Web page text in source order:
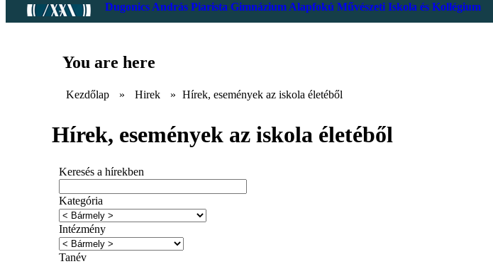
Dugonics András Piarista Gimnázium Alapfokú Művészeti Iskola és Kollégium
You are here
Kezdőlap » Hirek » Hírek, események az iskola életéből
Hírek, események az iskola életéből
Keresés a hírekben
Kategória
Intézmény
Tanév